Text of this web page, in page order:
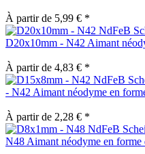
À partir de 5,99 € *
D20x10mm - N42 Aimant
À partir de 4,83 € *
- N42 Aimant néodyme en
À partir de 2,28 € *
N48 Aimant néodyme en forme